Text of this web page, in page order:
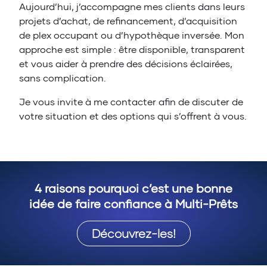
Aujourd’hui, j’accompagne mes clients dans leurs
projets d’achat, de refinancement, d’acquisition
de plex occupant ou d’hypothèque inversée. Mon
approche est simple : être disponible, transparent
et vous aider à prendre des décisions éclairées,
sans complication.
Je vous invite à me contacter afin de discuter de
votre situation et des options qui s’offrent à vous.
4 raisons pourquoi c’est une bonne
idée de faire confiance à Multi-Prêts
Découvrez-les!